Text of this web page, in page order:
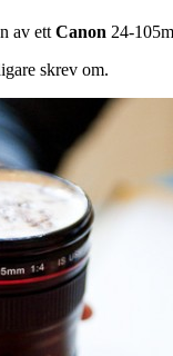
av ett Canon 24-
skrev om.